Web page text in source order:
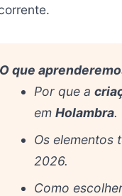
O que
Por que a
em Holambra.
Os elementos
2026.
Como